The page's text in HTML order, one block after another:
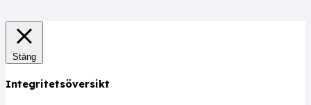
Stäng
Integritetsöversikt